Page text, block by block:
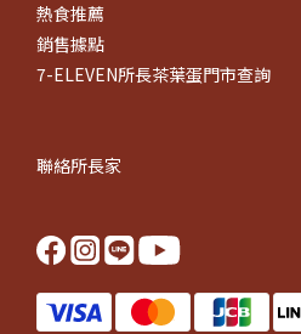
熱食推薦
銷售據點
7-ELEVEN所長茶葉蛋門市查詢
聯絡所長家